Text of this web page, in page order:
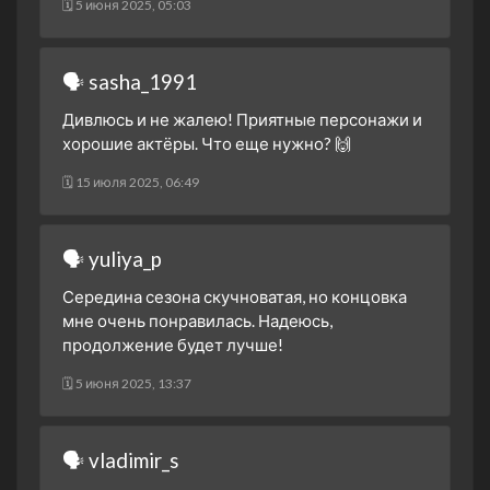
🗓 5 июня 2025, 05:03
🗣 sasha_1991
Дивлюсь и не жалею! Приятные персонажи и
хорошие актёры. Что еще нужно? 🙌
🗓 15 июля 2025, 06:49
🗣 yuliya_p
Середина сезона скучноватая, но концовка
мне очень понравилась. Надеюсь,
продолжение будет лучше!
🗓 5 июня 2025, 13:37
🗣 vladimir_s